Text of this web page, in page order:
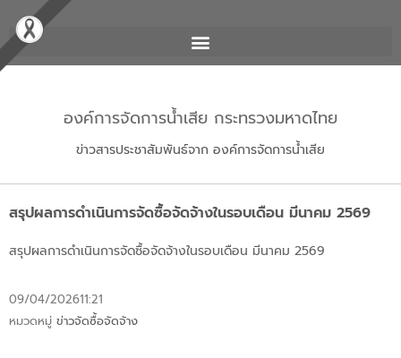
องค์การจัดการน้ำเสีย กระทรวงมหาดไทย
ข่าวสารประชาสัมพันธ์จาก องค์การจัดการน้ำเสีย
สรุปผลการดำเนินการจัดซื้อจัดจ้างในรอบเดือน มีนาคม 2569
สรุปผลการดำเนินการจัดซื้อจัดจ้างในรอบเดือน มีนาคม 2569
09/04/202611:21
หมวดหมู่ ข่าวจัดซื้อจัดจ้าง